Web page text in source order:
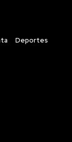
Cádiz
el
Deportes